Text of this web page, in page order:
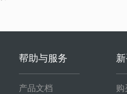
帮助与服务
产品文档
购